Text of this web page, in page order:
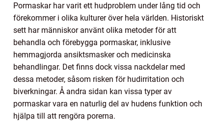
Pormaskar har varit ett hudproblem under lång tid och
förekommer i olika kulturer över hela världen. Historiskt
sett har människor använt olika metoder för att
behandla och förebygga pormaskar, inklusive
hemmagjorda ansiktsmasker och medicinska
behandlingar. Det finns dock vissa nackdelar med
dessa metoder, såsom risken för hudirritation och
biverkningar. Å andra sidan kan vissa typer av
pormaskar vara en naturlig del av hudens funktion och
hjälpa till att rengöra porerna.